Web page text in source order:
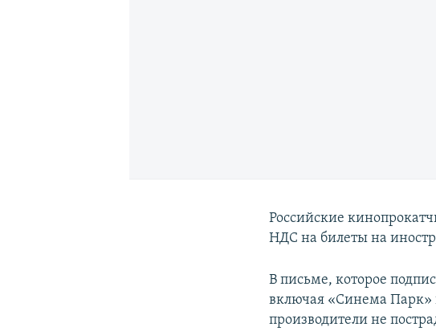
Российские
НДС на билеты на
В письме, которое
включая «Синема Парк»
производители не